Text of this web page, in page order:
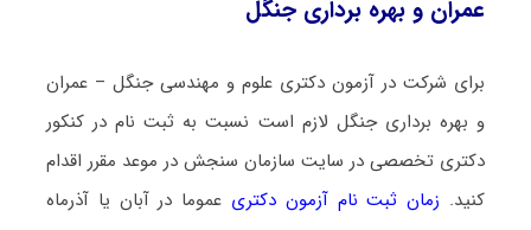
ﻋﻤﺮان و ﺑﻬﺮه ﺑﺮداری ﺟﻨﮕﻞ
برای شرکت در آزمون دکتری علوم و مهندسی ﺟﻨﮕﻞ – ﻋﻤﺮان
و ﺑﻬﺮه ﺑﺮداری ﺟﻨﮕﻞ لازم است نسبت به ثبت نام در کنکور
دکتری تخصصی در سایت سازمان سنجش در موعد مقرر اقدام
کنید. زمان ثبت نام آزمون دکتری عموما در آبان یا آذرماه